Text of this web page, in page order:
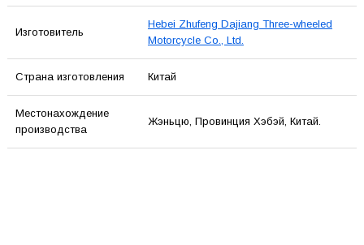
Изготовитель
Hebei Zhufeng Dajiang Three-wheeled
Motorcycle Co., Ltd.
Страна изготовления Китай
Местонахождение
производства
Жэньцю, Провинция Хэбэй, Китай.